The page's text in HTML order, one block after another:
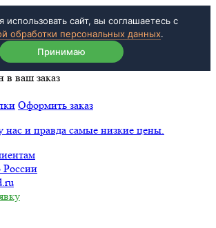
использовать сайт, вы соглашаетесь с
обработки персональных данных.
Принимаю
в ваш заказ
Оформить заказ
нас и правда самые низкие цены.
России